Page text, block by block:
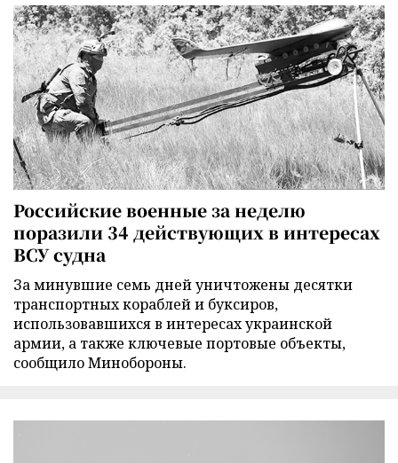
Российские военные за неделю
поразили 34 действующих в интересах
ВСУ судна
За минувшие семь дней уничтожены десятки
транспортных кораблей и буксиров,
использовавшихся в интересах украинской
армии, а также ключевые портовые объекты,
сообщило Минобороны.